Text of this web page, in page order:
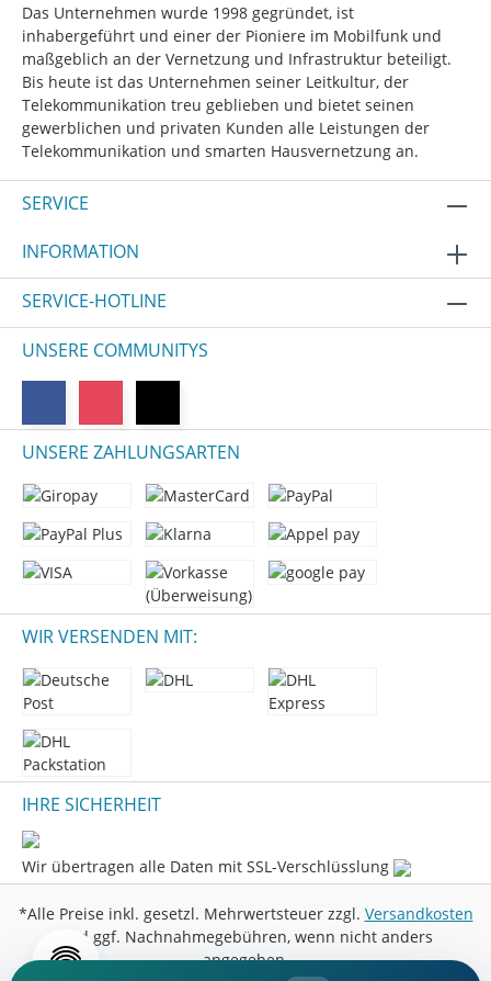
Das Unternehmen wurde 1998 gegründet, ist
inhabergeführt und einer der Pioniere im Mobilfunk und
maßgeblich an der Vernetzung und Infrastruktur beteiligt.
Bis heute ist das Unternehmen seiner Leitkultur, der
Telekommunikation treu geblieben und bietet seinen
gewerblichen und privaten Kunden alle Leistungen der
Telekommunikation und smarten Hausvernetzung an.
SERVICE
INFORMATION
SERVICE-HOTLINE
UNSERE COMMUNITYS
UNSERE ZAHLUNGSARTEN
WIR VERSENDEN MIT:
IHRE SICHERHEIT
Wir übertragen alle Daten mit SSL-Verschlüsslung
*Alle Preise inkl. gesetzl. Mehrwertsteuer zzgl. Versandkosten
und ggf. Nachnahmegebühren, wenn nicht anders
angegeben.